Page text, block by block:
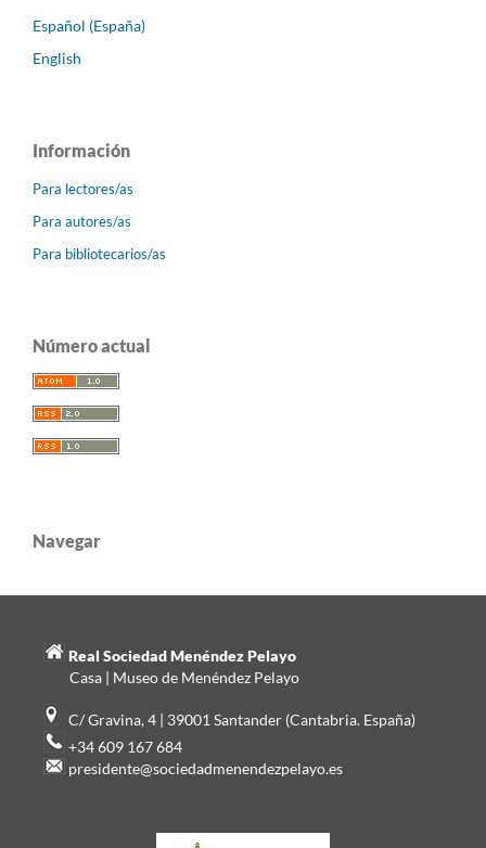
Español (España)
English
Información
Para lectores/as
Para autores/as
Para bibliotecarios/as
Número actual
Navegar
Real Sociedad Menéndez Pelayo
Casa | Museo de Menéndez Pelayo
C/ Gravina, 4 | 39001 Santander (Cantabria. España)
+34 609 167 684
presidente@sociedadmenendezpelayo.es